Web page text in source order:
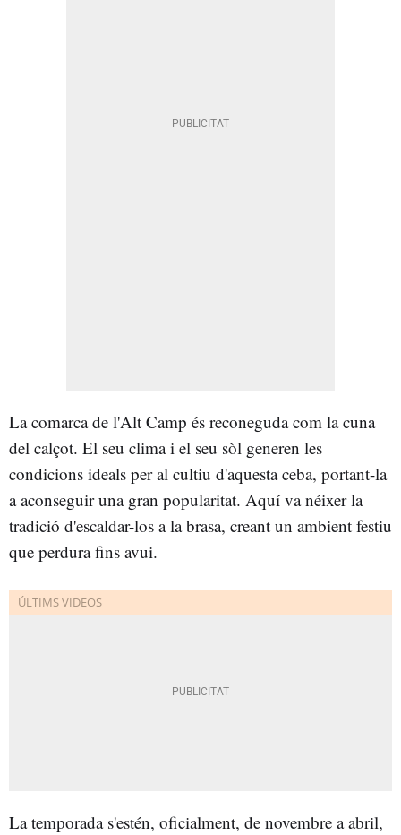
La comarca de l'Alt Camp és reconeguda com la cuna
del calçot. El seu clima i el seu sòl generen les
condicions ideals per al cultiu d'aquesta ceba, portant-la
a aconseguir una gran popularitat. Aquí va néixer la
tradició d'escaldar-los a la brasa, creant un ambient festiu
que perdura fins avui.
La temporada s'estén, oficialment, de novembre a abril,